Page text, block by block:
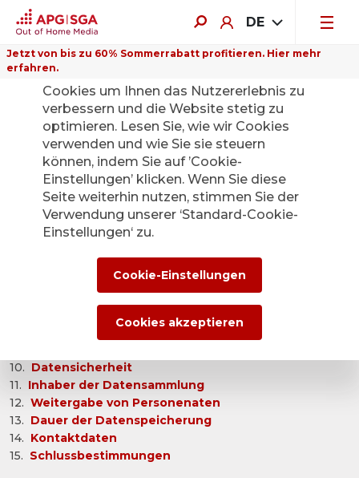
DE
Jetzt von bis zu 60% Sommerrabatt profitieren. Hier mehr
erfahren.
APG|SGA
Datenschutzerklärung
Einleitung
Personendaten
Wann speichern wir Personendaten?
Welche Personendaten werden gesammelt?
Zustimmung zu Cookies / Opt-In
Löschung von Cookies und der Surf-History
10. Datensicherheit
11. Inhaber der Datensammlung
12. Weitergabe von Personenaten
13. Dauer der Datenspeicherung
14. Kontaktdaten
15. Schlussbestimmungen
Auf dieser Website verwenden wir
Cookies um Ihnen das Nutzererlebnis zu
verbessern und die Website stetig zu
optimieren. Lesen Sie, wie wir Cookies
verwenden und wie Sie sie steuern
können, indem Sie auf ’Cookie-
Einstellungen’ klicken. Wenn Sie diese
Seite weiterhin nutzen, stimmen Sie der
Verwendung unserer ‘Standard-Cookie-
Einstellungen‘ zu.
Cookie-Einstellungen
Cookies akzeptieren